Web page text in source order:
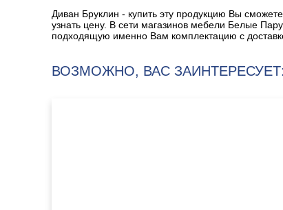
Диван Бруклин - купить эту продукцию Вы
узнать цену. В сети магазинов мебели Белые
подходящую именно Вам комплектацию с
ВОЗМОЖНО, ВАС ЗАИНТЕРЕСУЕТ: